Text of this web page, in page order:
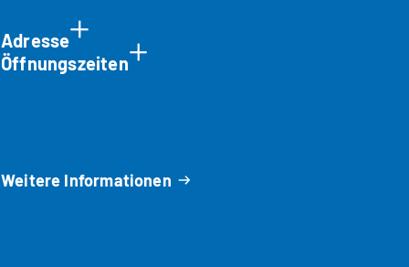
Adresse
Öffnungszeiten
Weitere Informationen